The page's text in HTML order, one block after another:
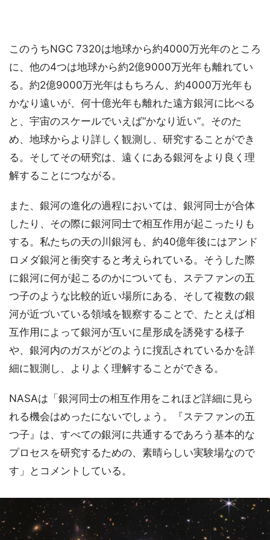
このうちNGC 7320は地球から約4000万光年のところ
に、他の4つは地球から約2億9000万光年も離れてい
る。約2億9000万光年はもちろん、約4000万光年も
かなり遠いが、何十億光年も離れた遠方銀河に比べる
と、宇宙のスケールでいえば“かなり近い”。そのた
め、地球からより詳しく観測し、研究することができ
る。そしてその研究は、遠くにある銀河をより良く理
解することにつながる。
また、銀河の進化の過程においては、銀河同士が合体
したり、その際に銀河同士で相互作用が起こったりも
する。私たちの天の川銀河も、約40億年後にはアンド
ロメダ銀河と衝突すると考えられている。そうした際
に銀河に何が起こるのかについても、ステファンの五
つ子のような比較的近い場所にある、そして複数の銀
河が近づいている領域を観察することで、たとえば相
互作用によって銀河が互いに星形成を誘発する様子
や、銀河内のガスがどのように撹乱されているかを詳
細に観測し、よりよく理解することができる。
NASAは「銀河同士の相互作用をこれほど詳細に見ら
れる機会はめったにないでしょう。『ステファンの五
つ子』は、すべての銀河に共通するであろう基本的な
プロセスを研究するための、素晴らしい実験場なので
す」とコメントしている。